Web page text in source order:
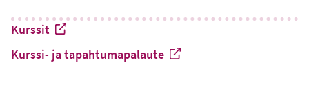
Kurssit
-Ulkoinen linkki
Kurssi- ja tapahtumapalaute